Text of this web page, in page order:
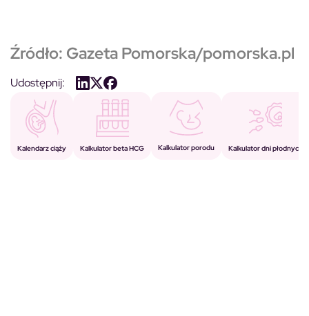
Źródło: Gazeta Pomorska/pomorska.pl
Udostępnij:
Kalendarz ciąży Kalkulator beta HCG Kalkulator porodu Kalkulator dni płodnych